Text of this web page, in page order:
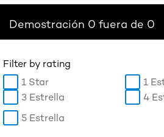
Demostración 0 fuera de 0
Filter by rating
1 Star
1
3 Estrella
4
5 Estrella